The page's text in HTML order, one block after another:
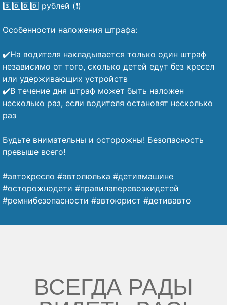
3️⃣0️⃣0️⃣0️⃣ рублей (❗)
Особенности наложения штрафа:
✔️На водителя накладывается только один штраф
независимо от того, сколько детей едут без кресел
или удерживающих устройств
✔️В течение дня штраф может быть наложен
несколько раз, если водителя остановят несколько
раз
Будьте внимательны и осторожны! Безопасность
превыше всего!
#автокресло #автолюлька #детивмашине
#осторожнодети #правилаперевозкидетей
#ремнибезопасности #автоюрист #детивавто
ВСЕГДА РАДЫ